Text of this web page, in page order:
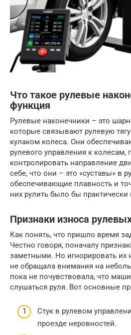
Что такое рулевые
функция
Рулевые наконечники – это
которые связывают рулевую
кулаком колеса. Они
рулевого управления к
контролировать направление
себе, что они – это «суставы» в
обеспечивающие плавность и
них рулить было бы
Признаки износа
Как понять, что пришло время
Честно говоря, поначалу
заметными. Но игнорировать их
не обращала внимания на
пока не почувствовала, что
слушаться руля. Вот основные
Стук в рулевом
проезде неровностей.